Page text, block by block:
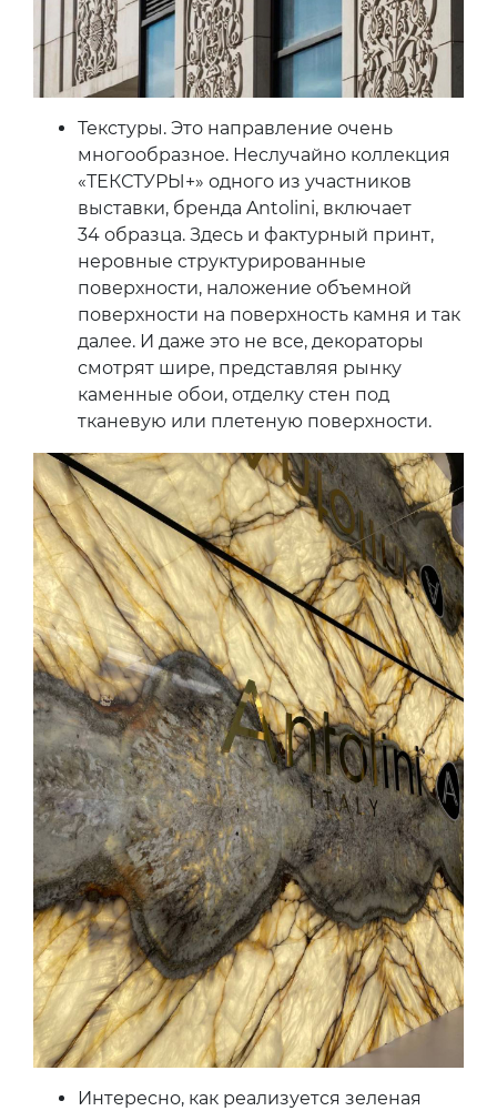
Текстуры. Это направление очень
многообразное. Неслучайно коллекция
«ТЕКСТУРЫ+» одного из участников
выставки, бренда Antolini, включает
34 образца. Здесь и фактурный принт,
неровные структурированные
поверхности, наложение объемной
поверхности на поверхность камня и так
далее. И даже это не все, декораторы
смотрят шире, представляя рынку
каменные обои, отделку стен под
тканевую или плетеную поверхности.
Интересно, как реализуется зеленая